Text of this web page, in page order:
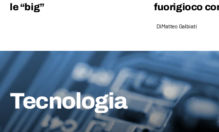
le “big”
fuorigioco
DiMatteo Galbiati
Tecnologia